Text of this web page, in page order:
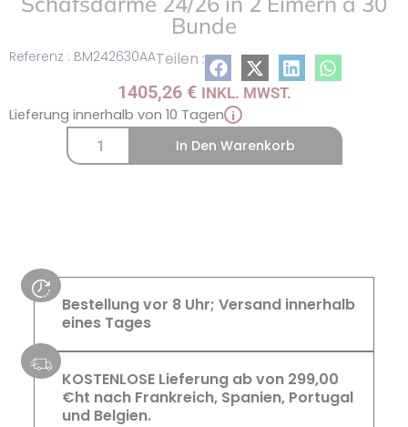
Referenz : BM242630AATeilen :
Bunde
1405,26 € INKL. MWST.
Lieferung innerhalb von 10 Tagen i
In Den Warenkorb
Bestellung vor 8 Uhr; Versand innerhalb
eines Tages
KOSTENLOSE Lieferung ab von 299,00
€ht nach Frankreich, Spanien, Portugal
und Belgien.